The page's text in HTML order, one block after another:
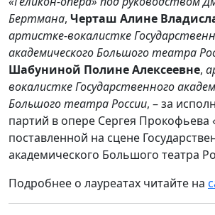
Бертмана, Черташ Алине
артистке-вокалистке
академического Большого театра
Шабуниной Полине Алексеевне,
вокалистке Государственного
Большого театра России, – за
партий в опере Сергея Прокофьева
поставленной на сцене
академического Большого театра
Подробнее о лауреатах читайте на